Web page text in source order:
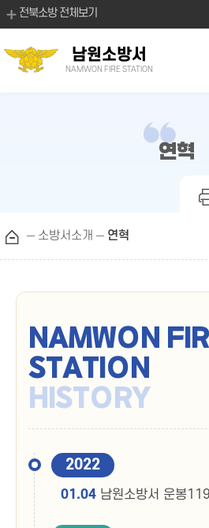
전북소방 전체보기
남원소방서
NAMWON FIRE STATION
연혁
소방서소개 연혁
NAMWON
STATION
HISTORY
2022
01.04 남원소방서 운봉